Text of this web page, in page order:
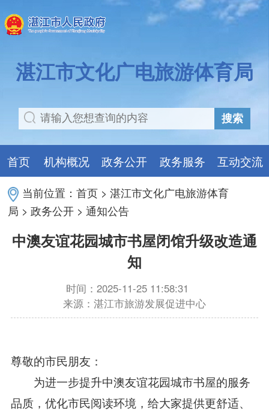
湛江市文化广电旅游体育局
搜索
首页 机构概况 政务公开 政务服务 互动交流
当前位置：首页 >湛江市文化广电旅游体育
局 >政务公开 >通知公告
中澳友谊花园城市书屋闭馆升级改造通
知
时间：2025-11-25 11:58:31
来源：湛江市旅游发展促进中心
尊敬的市民朋友：
为进一步提升中澳友谊花园城市书屋的服务
品质，优化市民阅读环境，给大家提供更舒适、